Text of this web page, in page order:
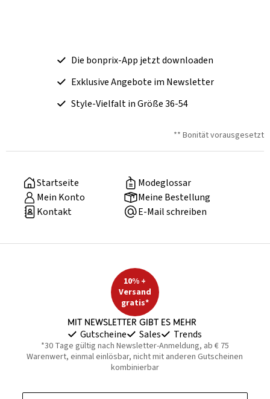
Die bonprix-App jetzt downloaden
Exklusive Angebote im Newsletter
Style-Vielfalt in Größe 36-54
** Bonität vorausgesetzt
Startseite
Modeglossar
Mein Konto
Meine Bestellung
Kontakt
E-Mail schreiben
10% +
Versand
gratis*
Mit Newsletter gibt es mehr
Gutscheine Sales Trends
*30 Tage gültig nach Newsletter-Anmeldung, ab € 75
Warenwert, einmal einlösbar, nicht mit anderen Gutscheinen
kombinierbar